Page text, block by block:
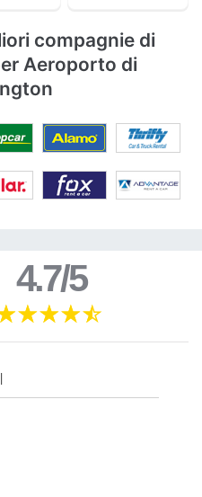
compagnie di
Aeroporto di
4.7/5